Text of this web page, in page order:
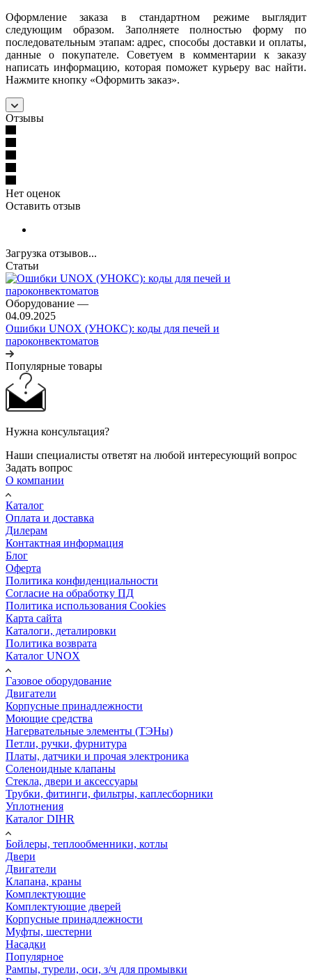
Оформление заказа в стандартном режиме выглядит
следующим образом. Заполняете полностью форму по
последовательным этапам: адрес, способы доставки и оплаты,
данные о покупателе. Советуем в комментарии к заказу
написать информацию, которая поможет курьеру вас найти.
Нажмите кнопку «Оформить заказ».
Отзывы
Нет оценок
Оставить отзыв
Загрузка отзывов...
Статьи
Оборудование —
04.09.2025
Ошибки UNOX (УНОКС): коды для печей и
пароконвектоматов
Популярные товары
Нужна консультация?
Наши специалисты ответят на любой интересующий вопрос
Задать вопрос
О компании
Каталог
Оплата и доставка
Дилерам
Контактная информация
Блог
Оферта
Политика конфиденциальности
Согласие на обработку ПД
Политика использования Cookies
Карта сайта
Каталоги, деталировки
Политика возврата
Каталог UNOX
Газовое оборудование
Двигатели
Корпусные принадлежности
Моющие средства
Нагервательные элементы (ТЭНы)
Петли, ручки, фурнитура
Платы, датчики и прочая электроника
Соленоидные клапаны
Стекла, двери и аксессуары
Трубки, фитинги, фильтры, каплесборники
Уплотнения
Каталог DIHR
Бойлеры, теплообменники, котлы
Двери
Двигатели
Клапана, краны
Комплектующие
Комплектующие дверей
Корпусные принадлежности
Муфты, шестерни
Насадки
Популярное
Рампы, турели, оси, з/ч для промывки